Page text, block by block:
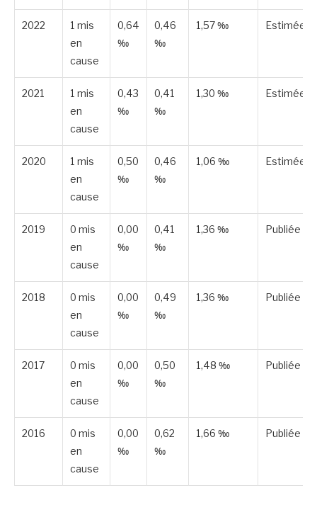
2022
1 mis
en
cause
0,64
‰
0,46
‰
1,57 ‰ Estimée
2021
1 mis
en
cause
0,43
‰
0,41
‰
1,30 ‰ Estimée
2020
1 mis
en
cause
0,50
‰
0,46
‰
1,06 ‰ Estimée
2019
0 mis
en
cause
0,00
‰
0,41
‰
1,36 ‰ Publiée
2018
0 mis
en
cause
0,00
‰
0,49
‰
1,36 ‰ Publiée
2017
0 mis
en
cause
0,00
‰
0,50
‰
1,48 ‰ Publiée
2016
0 mis
en
cause
0,00
‰
0,62
‰
1,66 ‰ Publiée